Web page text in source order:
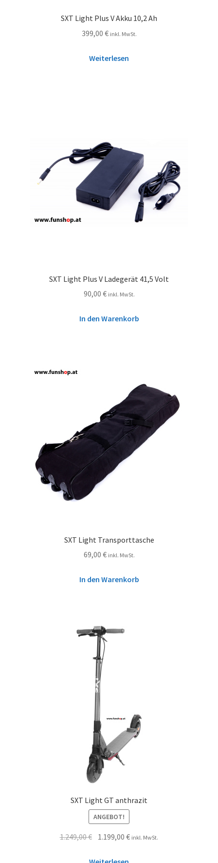
SXT Light Plus V Akku 10,2 Ah
399,00 € inkl. MwSt.
Weiterlesen
SXT Light Plus V Ladegerät 41,5 Volt
90,00 € inkl. MwSt.
In den Warenkorb
SXT Light Transporttasche
69,00 € inkl. MwSt.
In den Warenkorb
SXT Light GT anthrazit
ANGEBOT!
1.249,00€ 1.199,00€ inkl. MwSt.